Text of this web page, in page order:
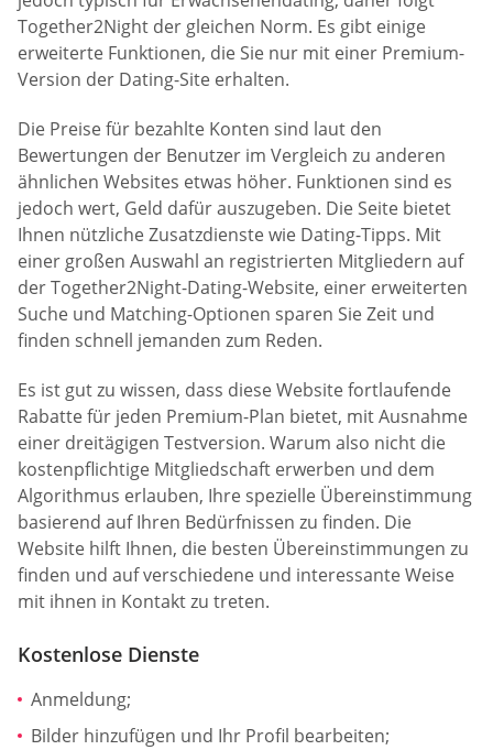
Together2Night der gleichen Norm. Es gibt einige
erweiterte Funktionen, die Sie nur mit einer Premium-
Version der Dating-Site erhalten.
Die Preise für bezahlte Konten sind laut den
Bewertungen der Benutzer im Vergleich zu anderen
ähnlichen Websites etwas höher. Funktionen sind es
jedoch wert, Geld dafür auszugeben. Die Seite bietet
Ihnen nützliche Zusatzdienste wie Dating-Tipps. Mit
einer großen Auswahl an registrierten Mitgliedern auf
der Together2Night-Dating-Website, einer erweiterten
Suche und Matching-Optionen sparen Sie Zeit und
finden schnell jemanden zum Reden.
Es ist gut zu wissen, dass diese Website fortlaufende
Rabatte für jeden Premium-Plan bietet, mit Ausnahme
einer dreitägigen Testversion. Warum also nicht die
kostenpflichtige Mitgliedschaft erwerben und dem
Algorithmus erlauben, Ihre spezielle Übereinstimmung
basierend auf Ihren Bedürfnissen zu finden. Die
Website hilft Ihnen, die besten Übereinstimmungen zu
finden und auf verschiedene und interessante Weise
mit ihnen in Kontakt zu treten.
Kostenlose Dienste
Anmeldung;
Bilder hinzufügen und Ihr Profil bearbeiten;